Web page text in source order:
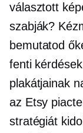
választott
szabják?
bemutatod
fenti
plakátjainak
az Etsy
stratégiát